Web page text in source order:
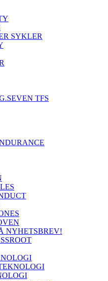
SYKLER
TFS
NYHETSBREV!